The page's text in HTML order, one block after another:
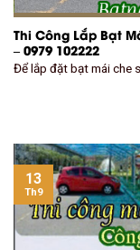
Thi Công Lắp Bạt
– 0979 102222
Để lắp đặt bạt mái che
13
Th9